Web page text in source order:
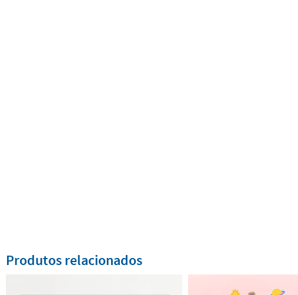
Produtos relacionados